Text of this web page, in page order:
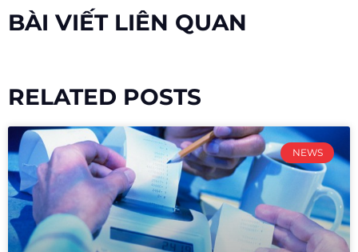
BÀI VIẾT LIÊN QUAN
RELATED POSTS
NEWS